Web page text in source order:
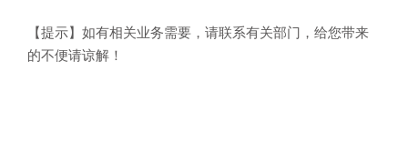
【提示】如有相关业务需要，请联系有关部门，给您带来
的不便请谅解！